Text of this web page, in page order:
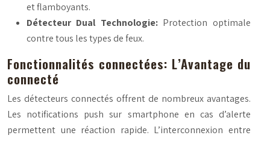
et flamboyants.
Détecteur Dual Technologie: Protection optimale
contre tous les types de feux.
Fonctionnalités connectées: L’Avantage du
connecté
Les détecteurs connectés offrent de nombreux avantages.
Les notifications push sur smartphone en cas d’alerte
permettent une réaction rapide. L’interconnexion entre